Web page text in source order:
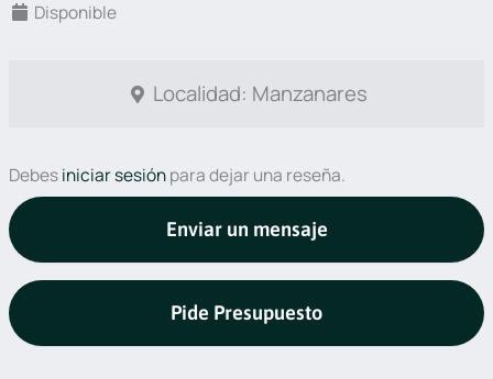
Disponible
Localidad: Manzanares
Debesiniciar sesiónpara dejar una reseña.
Enviar un mensaje
Pide Presupuesto